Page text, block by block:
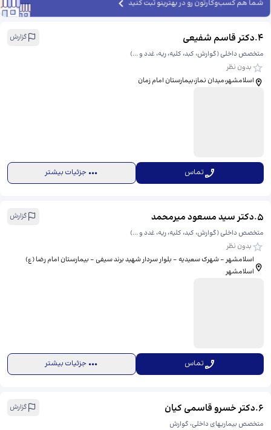
شما هم کسب‌وکارتون رو در بهترینو ثبت کنید
4
.دکتر قاسم شفیعی
گزارش
متخصص داخلی (گوارش، کبد، کلیه، ریه، غدد و ...)
بدون نظر
اسلامشهر،میدان نماز،بیمارستان امام زمان
تماس جزئیات بیشتر
5
.دکتر سید مسعود میرمحمد
گزارش
متخصص داخلی (گوارش، کبد، کلیه، ریه، غدد و ...)
بدون نظر
اسلامشهر - شهرک سعیدیه - بلوار سردار شهید برند سیفی - بیمارستان امام رضا (ع)
اسلامشهر
تماس جزئیات بیشتر
6
.دکتر خسرو قاسمی کیان
گزارش
متخصص بیماریهای داخلی، گوارش